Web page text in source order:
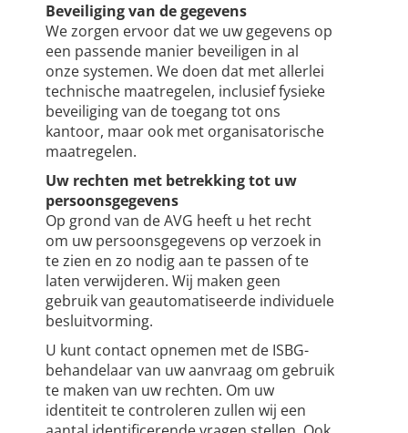
Beveiliging van de gegevens
We zorgen ervoor dat we uw gegevens op
een passende manier beveiligen in al
onze systemen. We doen dat met allerlei
technische maatregelen, inclusief fysieke
beveiliging van de toegang tot ons
kantoor, maar ook met organisatorische
maatregelen.
Uw rechten met betrekking tot uw
persoonsgegevens
Op grond van de AVG heeft u het recht
om uw persoonsgegevens op verzoek in
te zien en zo nodig aan te passen of te
laten verwijderen. Wij maken geen
gebruik van geautomatiseerde individuele
besluitvorming.
U kunt contact opnemen met de ISBG-
behandelaar van uw aanvraag om gebruik
te maken van uw rechten. Om uw
identiteit te controleren zullen wij een